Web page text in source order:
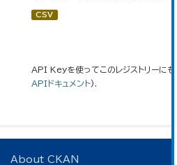
CSV
API Keyを使ってこのレジストリーにも
APIドキュメント).
About CKAN